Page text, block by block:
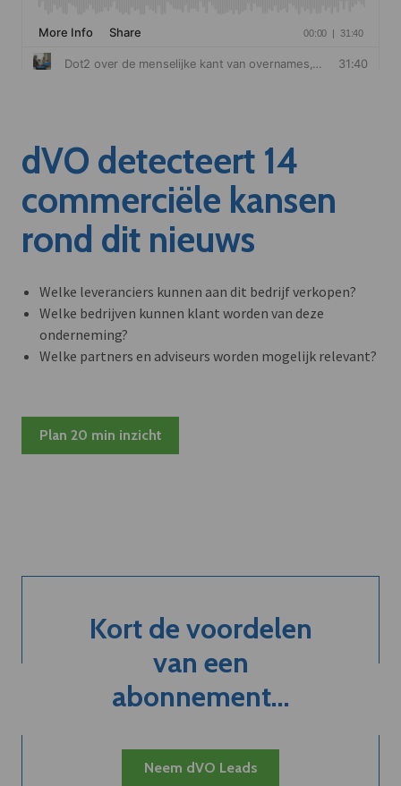
dVO detecteert 14
commerciële kansen
rond dit nieuws
Welke leveranciers kunnen aan dit bedrijf verkopen?
Welke bedrijven kunnen klant worden van deze
onderneming?
Welke partners en adviseurs worden mogelijk relevant?
Plan 20 min inzicht
Kort de voordelen
van een
abonnement...
Neem dVO Leads